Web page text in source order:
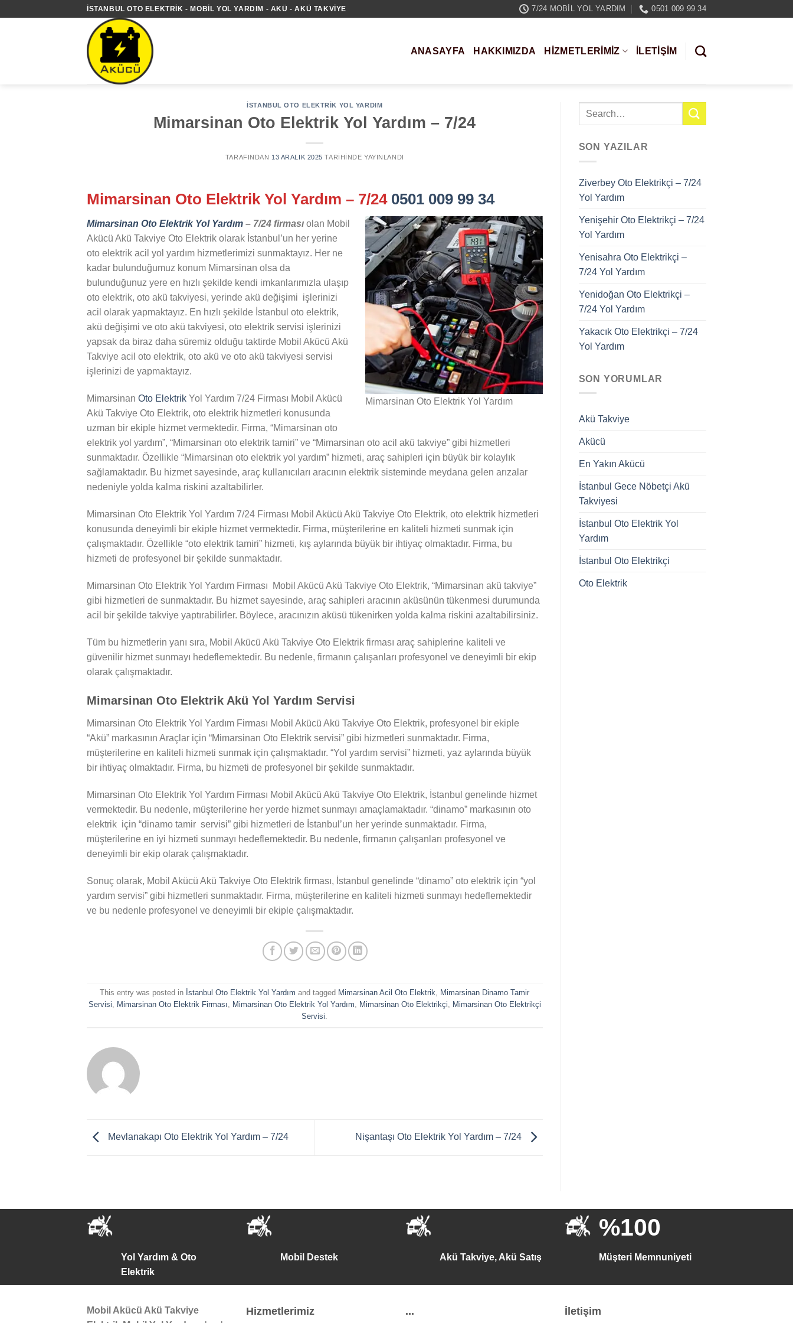
İSTANBUL OTO ELEKTRIK - MOBIL YOL YARDIM - AKÜ - AKÜ TAKVIYE 7/24 MOBIL YOL YARDIM 0501 009 99 34
ANASAYFA HAKKIMIZDA HIZMETLERIMIZ İLETİŞİM
İSTANBUL OTO ELEKTRIK YOL YARDIM
Mimarsinan Oto Elektrik Yol Yardım – 7/24
TARAFINDAN 13 ARALIK 2025 TARIHINDE YAYINLANDI
Mimarsinan Oto Elektrik Yol Yardım – 7/24 0501 009 99 34
Mimarsinan Oto Elektrik Yol Yardım
Mimarsinan Oto Elektrik Yol Yardım – 7/24 firması olan Mobil
Akücü Akü Takviye Oto Elektrik olarak İstanbul’un her yerine
oto elektrik acil yol yardım hizmetlerimizi sunmaktayız. Her ne
kadar bulunduğumuz konum Mimarsinan olsa da
bulunduğunuz yere en hızlı şekilde kendi imkanlarımızla ulaşıp
oto elektrik, oto akü takviyesi, yerinde akü değişimi işlerinizi
acil olarak yapmaktayız. En hızlı şekilde İstanbul oto elektrik,
akü değişimi ve oto akü takviyesi, oto elektrik servisi işlerinizi
yapsak da biraz daha süremiz olduğu taktirde Mobil Akücü Akü
Takviye acil oto elektrik, oto akü ve oto akü takviyesi servisi
işlerinizi de yapmaktayız.
Mimarsinan Oto Elektrik Yol Yardım 7/24 Firması Mobil Akücü
Akü Takviye Oto Elektrik, oto elektrik hizmetleri konusunda
uzman bir ekiple hizmet vermektedir. Firma, “Mimarsinan oto
elektrik yol yardım”, “Mimarsinan oto elektrik tamiri” ve “Mimarsinan oto acil akü takviye” gibi hizmetleri
sunmaktadır. Özellikle “Mimarsinan oto elektrik yol yardım” hizmeti, araç sahipleri için büyük bir kolaylık
sağlamaktadır. Bu hizmet sayesinde, araç kullanıcıları aracının elektrik sisteminde meydana gelen arızalar
nedeniyle yolda kalma riskini azaltabilirler.
Mimarsinan Oto Elektrik Yol Yardım 7/24 Firması Mobil Akücü Akü Takviye Oto Elektrik, oto elektrik hizmetleri
konusunda deneyimli bir ekiple hizmet vermektedir. Firma, müşterilerine en kaliteli hizmeti sunmak için
çalışmaktadır. Özellikle “oto elektrik tamiri” hizmeti, kış aylarında büyük bir ihtiyaç olmaktadır. Firma, bu
hizmeti de profesyonel bir şekilde sunmaktadır.
Mimarsinan Oto Elektrik Yol Yardım Firması Mobil Akücü Akü Takviye Oto Elektrik, “Mimarsinan akü takviye”
gibi hizmetleri de sunmaktadır. Bu hizmet sayesinde, araç sahipleri aracının aküsünün tükenmesi durumunda
acil bir şekilde takviye yaptırabilirler. Böylece, aracınızın aküsü tükenirken yolda kalma riskini azaltabilirsiniz.
Tüm bu hizmetlerin yanı sıra, Mobil Akücü Akü Takviye Oto Elektrik firması araç sahiplerine kaliteli ve
güvenilir hizmet sunmayı hedeflemektedir. Bu nedenle, firmanın çalışanları profesyonel ve deneyimli bir ekip
olarak çalışmaktadır.
Mimarsinan Oto Elektrik Akü Yol Yardım Servisi
Mimarsinan Oto Elektrik Yol Yardım Firması Mobil Akücü Akü Takviye Oto Elektrik, profesyonel bir ekiple
“Akü” markasının Araçlar için “Mimarsinan Oto Elektrik servisi” gibi hizmetleri sunmaktadır. Firma,
müşterilerine en kaliteli hizmeti sunmak için çalışmaktadır. “Yol yardım servisi” hizmeti, yaz aylarında büyük
bir ihtiyaç olmaktadır. Firma, bu hizmeti de profesyonel bir şekilde sunmaktadır.
Mimarsinan Oto Elektrik Yol Yardım Firması Mobil Akücü Akü Takviye Oto Elektrik, İstanbul genelinde hizmet
vermektedir. Bu nedenle, müşterilerine her yerde hizmet sunmayı amaçlamaktadır. “dinamo” markasının oto
elektrik için “dinamo tamir servisi” gibi hizmetleri de İstanbul’un her yerinde sunmaktadır. Firma,
müşterilerine en iyi hizmeti sunmayı hedeflemektedir. Bu nedenle, firmanın çalışanları profesyonel ve
deneyimli bir ekip olarak çalışmaktadır.
Sonuç olarak, Mobil Akücü Akü Takviye Oto Elektrik firması, İstanbul genelinde “dinamo” oto elektrik için “yol
yardım servisi” gibi hizmetleri sunmaktadır. Firma, müşterilerine en kaliteli hizmeti sunmayı hedeflemektedir
ve bu nedenle profesyonel ve deneyimli bir ekiple çalışmaktadır.
This entry was posted in İstanbul Oto Elektrik Yol Yardım and tagged Mimarsinan Acil Oto Elektrik, Mimarsinan Dinamo Tamir
Servisi, Mimarsinan Oto Elektrik Firması, Mimarsinan Oto Elektrik Yol Yardım, Mimarsinan Oto Elektrikçi, Mimarsinan Oto Elektrikçi
Servisi.
Mevlanakapı Oto Elektrik Yol Yardım – 7/24 Nişantaşı Oto Elektrik Yol Yardım – 7/24
SON YAZILAR
Ziverbey Oto Elektrikçi – 7/24
Yol Yardım
Yenişehir Oto Elektrikçi – 7/24
Yol Yardım
Yenisahra Oto Elektrikçi –
7/24 Yol Yardım
Yenidoğan Oto Elektrikçi –
7/24 Yol Yardım
Yakacık Oto Elektrikçi – 7/24
Yol Yardım
SON YORUMLAR
Akü Takviye
Akücü
En Yakın Akücü
İstanbul Gece Nöbetçi Akü
Takviyesi
İstanbul Oto Elektrik Yol
Yardım
İstanbul Oto Elektrikçi
Oto Elektrik
Yol Yardım & Oto
Elektrik
Mobil Destek Akü Takviye, Akü Satış
%100
Müşteri Memnuniyeti
Mobil Akücü Akü Takviye
Hizmetlerimiz ... İletişim